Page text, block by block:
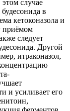
этом случае
в
кетоконазола и
приёмом
следует
Другой
итраконазол,
и усиливает его